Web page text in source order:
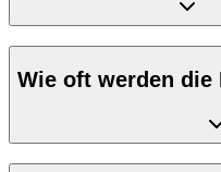
Wie oft werden die